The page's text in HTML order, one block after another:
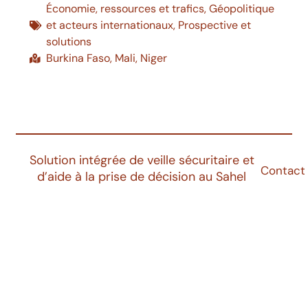
Économie, ressources et trafics,Géopolitique
et acteurs internationaux, Prospective et
solutions
Burkina Faso, Mali, Niger
Solution intégrée de veille sécuritaire et
d’aide à la prise de décision au Sahel
Contact